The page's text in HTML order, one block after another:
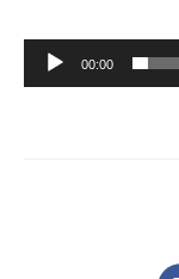
00:00